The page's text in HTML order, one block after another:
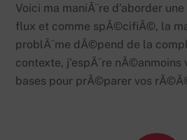
Voici ma maniÃ¨re d’aborder
flux et comme spÃ©cifiÃ©, la
problÃ¨me dÃ©pend de la
contexte, j’espÃ¨re nÃ©anmoins
bases pour prÃ©parer vos